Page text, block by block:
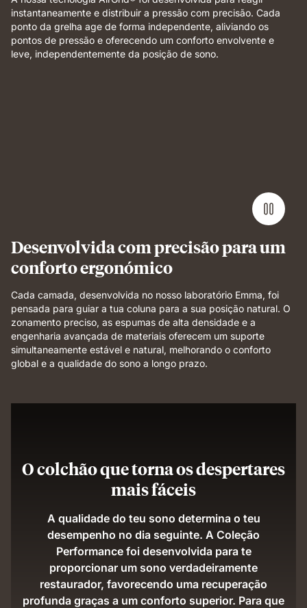
instantaneamente e distribuir a pressão com precisão. Cada
ponto da grelha age de forma independente, aliviando os
pontos de pressão e oferecendo um conforto envolvente e
leve, independentemente da posição de sono.
support.
Desenvolvida com precisão para um
conforto ergonómico
Cada camada, desenvolvida no nosso laboratório Emma, foi
pensada para guiar a tua coluna para a sua posição natural. O
zonamento preciso, as espumas de alta densidade e a
engenharia avançada de materiais oferecem um suporte
simultaneamente estável e natural, melhorando o conforto
global e a qualidade do sono a longo prazo.
O colchão que torna os despertares
mais fáceis
A qualidade do teu sono determina o teu
desempenho no dia seguinte. A Coleção
Performance foi desenvolvida para te
proporcionar um sono verdadeiramente
restaurador, favorecendo uma recuperação
profunda graças a um conforto superior. Para que